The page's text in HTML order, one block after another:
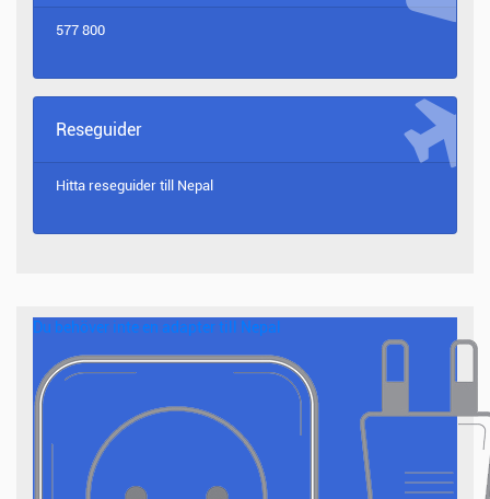
577 800
Reseguider
Hitta reseguider till Nepal
Du behöver inte en adapter till Nepal